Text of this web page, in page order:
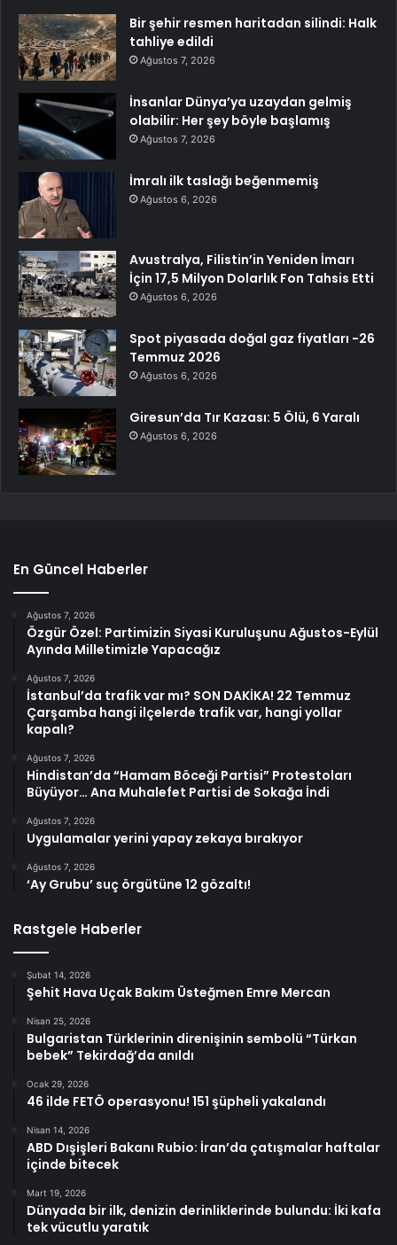
Bir şehir resmen haritadan silindi: Halk
tahliye edildi
Ağustos 7, 2026
İnsanlar Dünya’ya uzaydan gelmiş
olabilir: Her şey böyle başlamış
Ağustos 7, 2026
İmralı ilk taslağı beğenmemiş
Ağustos 6, 2026
Avustralya, Filistin’in Yeniden İmarı
İçin 17,5 Milyon Dolarlık Fon Tahsis Etti
Ağustos 6, 2026
Spot piyasada doğal gaz fiyatları -26
Temmuz 2026
Ağustos 6, 2026
Giresun’da Tır Kazası: 5 Ölü, 6 Yaralı
Ağustos 6, 2026
En Güncel Haberler
Ağustos 7, 2026
Özgür Özel: Partimizin Siyasi Kuruluşunu Ağustos-Eylül
Ayında Milletimizle Yapacağız
Ağustos 7, 2026
İstanbul’da trafik var mı? SON DAKİKA! 22 Temmuz
Çarşamba hangi ilçelerde trafik var, hangi yollar
kapalı?
Ağustos 7, 2026
Hindistan’da “Hamam Böceği Partisi” Protestoları
Büyüyor… Ana Muhalefet Partisi de Sokağa İndi
Ağustos 7, 2026
Uygulamalar yerini yapay zekaya bırakıyor
Ağustos 7, 2026
‘Ay Grubu’ suç örgütüne 12 gözaltı!
Rastgele Haberler
Şubat 14, 2026
Şehit Hava Uçak Bakım Üsteğmen Emre Mercan
Nisan 25, 2026
Bulgaristan Türklerinin direnişinin sembolü “Türkan
bebek” Tekirdağ’da anıldı
Ocak 29, 2026
46 ilde FETÖ operasyonu! 151 şüpheli yakalandı
Nisan 14, 2026
ABD Dışişleri Bakanı Rubio: İran’da çatışmalar haftalar
içinde bitecek
Mart 19, 2026
Dünyada bir ilk, denizin derinliklerinde bulundu: İki kafa
tek vücutlu yaratık